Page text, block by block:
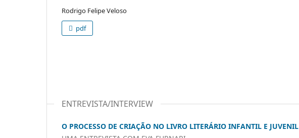
Rodrigo Felipe Veloso
pdf
ENTREVISTA/INTERVIEW
O PROCESSO DE CRIAÇÃO NO LIVRO LITERÁRIO INFANTIL E JUVENIL